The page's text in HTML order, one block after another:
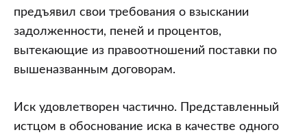
предъявил свои требования о взыскании
задолженности, пеней и процентов,
вытекающие из правоотношений поставки по
вышеназванным договорам.
Иск удовлетворен частично. Представленный
истцом в обоснование иска в качестве одного